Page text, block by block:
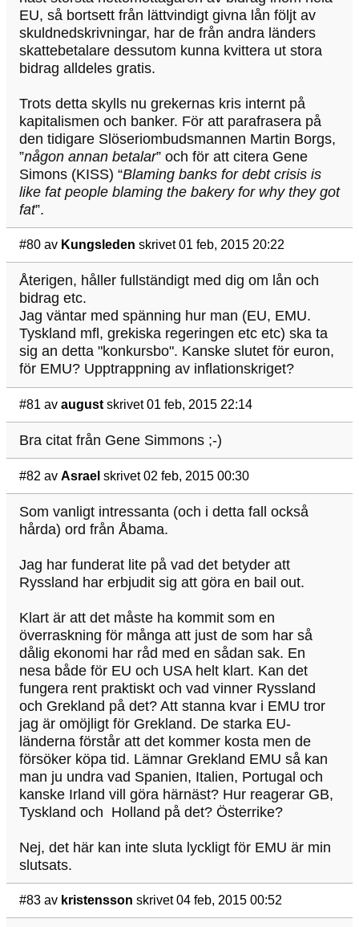
EU, så bortsett från lättvindigt givna lån följt av
skuldnedskrivningar, har de från andra länders
skattebetalare dessutom kunna kvittera ut stora
bidrag alldeles gratis.
Trots detta skylls nu grekernas kris internt på
kapitalismen och banker. För att parafrasera på
den tidigare Slöseriombudsmannen Martin Borgs,
”någon annan betalar” och för att citera Gene
Simons (KISS) “Blaming banks for debt crisis is
like fat people blaming the bakery for why they got
fat”.
#80 av Kungsleden skrivet 01 feb, 2015 20:22
Återigen, håller fullständigt med dig om lån och
bidrag etc.
Jag väntar med spänning hur man (EU, EMU.
Tyskland mfl, grekiska regeringen etc etc) ska ta
sig an detta "konkursbo". Kanske slutet för euron,
för EMU? Upptrappning av inflationskriget?
#81 av august skrivet 01 feb, 2015 22:14
Bra citat från Gene Simmons ;-)
#82 av Asrael skrivet 02 feb, 2015 00:30
Som vanligt intressanta (och i detta fall också
hårda) ord från Åbama.
Jag har funderat lite på vad det betyder att
Ryssland har erbjudit sig att göra en bail out.
Klart är att det måste ha kommit som en
överraskning för många att just de som har så
dålig ekonomi har råd med en sådan sak. En
nesa både för EU och USA helt klart. Kan det
fungera rent praktiskt och vad vinner Ryssland
och Grekland på det? Att stanna kvar i EMU tror
jag är omöjligt för Grekland. De starka EU-
länderna förstår att det kommer kosta men de
försöker köpa tid. Lämnar Grekland EMU så kan
man ju undra vad Spanien, Italien, Portugal och
kanske Irland vill göra härnäst? Hur reagerar GB,
Tyskland och Holland på det? Österrike?
Nej, det här kan inte sluta lyckligt för EMU är min
slutsats.
#83 av kristensson skrivet 04 feb, 2015 00:52